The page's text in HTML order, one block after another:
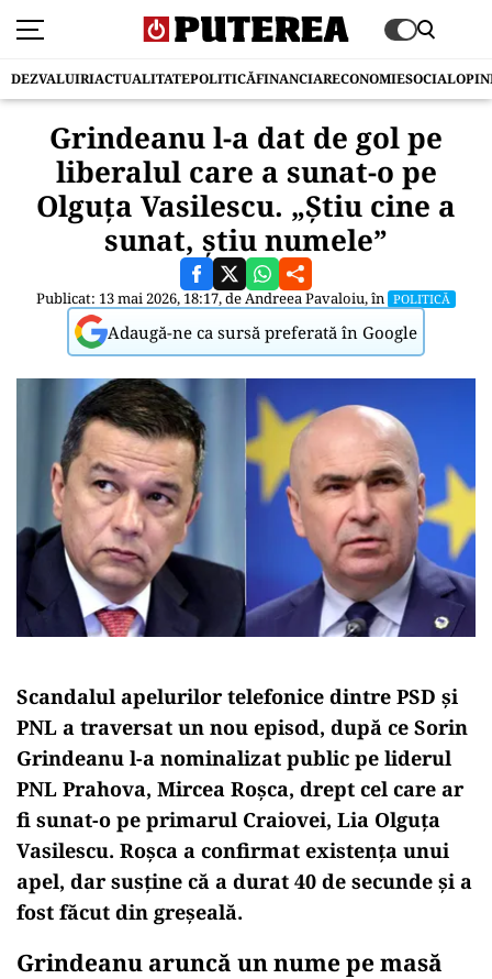
DEZVALUIRIACTUALITATEPOLITICĂFINANCIARECONOMIESOCIAL
Grindeanu l-a dat de gol pe
liberalul care a sunat-o pe
Olguța Vasilescu. „Știu cine a
sunat, știu numele”
Publicat: 13 mai 2026, 18:17, deAndreea Pavaloiu, în POLITICĂ
Adaugă-ne ca sursă preferată în Google
Scandalul apelurilor telefonice dintre PSD și
PNL a traversat un nou episod, după ce Sorin
Grindeanu l-a nominalizat public pe liderul
PNL Prahova, Mircea Roșca, drept cel care ar
fi sunat-o pe primarul Craiovei, Lia Olguța
Vasilescu. Roșca a confirmat existența unui
apel, dar susține că a durat 40 de secunde și a
fost făcut din greșeală.
Grindeanu aruncă un nume pe masă